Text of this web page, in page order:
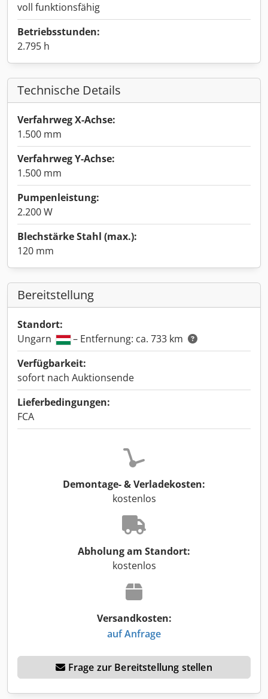
voll funktionsfähig
Betriebsstunden:
2.795 h
Technische Details
Verfahrweg X-Achse:
1.500 mm
Verfahrweg Y-Achse:
1.500 mm
Pumpenleistung:
2.200 W
Blechstärke Stahl (max.):
120 mm
Bereitstellung
Standort:
Ungarn
– Entfernung: ca. 733 km
Verfügbarkeit:
sofort nach Auktionsende
Lieferbedingungen:
FCA
Demontage- & Verladekosten:
kostenlos
Abholung am Standort:
kostenlos
Versandkosten:
auf Anfrage
Frage zur Bereitstellung stellen